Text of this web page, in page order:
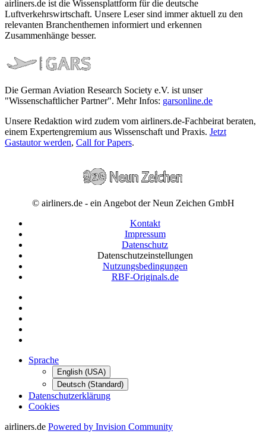
airliners.de ist die Wissensplattform für die deutsche
Luftverkehrswirtschaft. Unsere Leser sind immer aktuell zu den
relevanten Branchenthemen informiert und erkennen
Zusammenhänge besser.
Die German Aviation Research Society e.V. ist unser
"Wissenschaftlicher Partner". Mehr Infos: garsonline.de
Unsere Redaktion wird zudem vom airliners.de-Fachbeirat beraten,
einem Expertengremium aus Wissenschaft und Praxis. Jetzt
Gastautor werden, Call for Papers.
© airliners.de - ein Angebot der Neun Zeichen GmbH
Kontakt
Impressum
Datenschutz
Datenschutzeinstellungen
Nutzungsbedingungen
RBF-Originals.de
Sprache
English (USA)
Deutsch (Standard)
Datenschutzerklärung
Cookies
airliners.de Powered by Invision Community